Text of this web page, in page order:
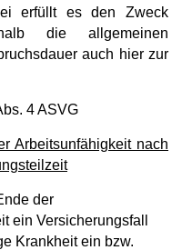
erfüllt es den Zweck
die allgemeinen
auch hier zur
4 ASVG
Arbeitsunfähigkeit nach
der
ein Versicherungsfall
Krankheit ein bzw.